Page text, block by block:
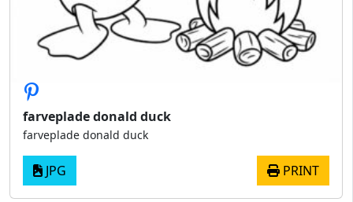
farveplade donald duck
farveplade donald duck
JPG PRINT